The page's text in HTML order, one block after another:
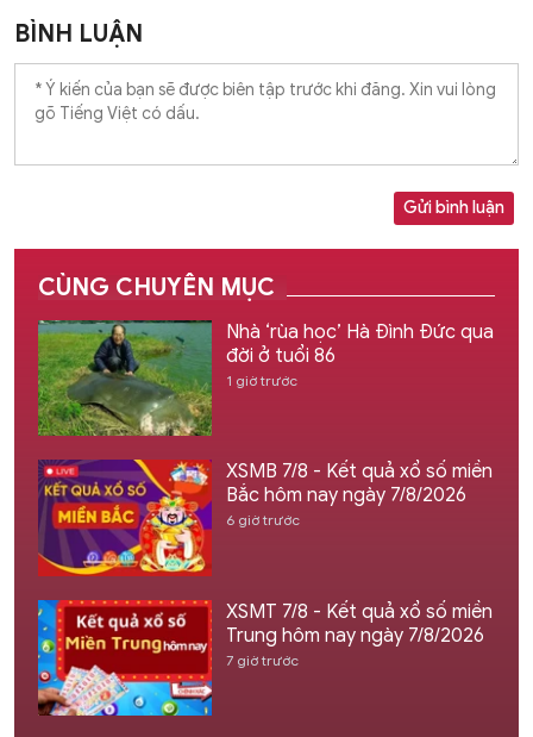
BÌNH LUẬN
Gửi bình luận
CÙNG CHUYÊN MỤC
Nhà ‘rùa học’ Hà Đình Đức qua
đời ở tuổi 86
1 giờ trước
XSMB 7/8 - Kết quả xổ số miền
Bắc hôm nay ngày 7/8/2026
6 giờ trước
XSMT 7/8 - Kết quả xổ số miền
Trung hôm nay ngày 7/8/2026
7 giờ trước